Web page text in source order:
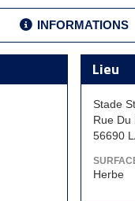
INFORMATIONS
Lieu
Stade
Rue Du
56690
Herbe